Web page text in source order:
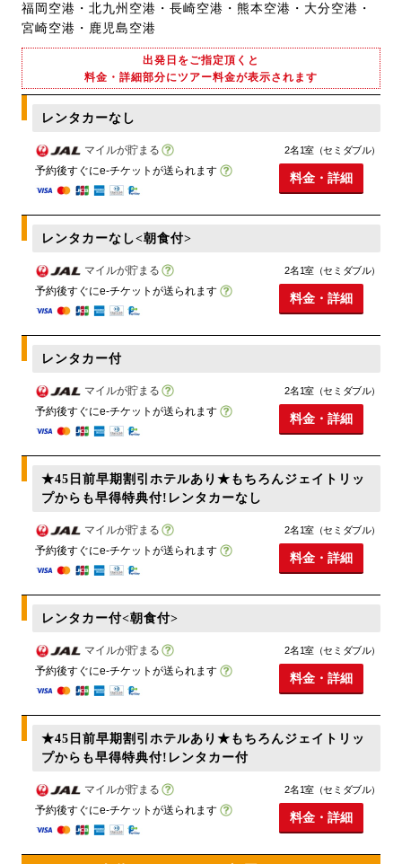
福岡空港・北九州空港・長崎空港・熊本空港・大分空港・
宮崎空港・鹿児島空港
出発日をご指定頂くと
料金・詳細部分にツアー料金が表示されます
レンタカーなし
マイルが貯まる
予約後すぐにe-チケットが送られます
2名1室（セミダブル）
料金・詳細
レンタカーなし<朝食付>
マイルが貯まる
予約後すぐにe-チケットが送られます
2名1室（セミダブル）
料金・詳細
レンタカー付
マイルが貯まる
予約後すぐにe-チケットが送られます
2名1室（セミダブル）
料金・詳細
★45日前早期割引ホテルあり★もちろんジェイトリッ
プからも早得特典付!レンタカーなし
マイルが貯まる
予約後すぐにe-チケットが送られます
2名1室（セミダブル）
料金・詳細
レンタカー付<朝食付>
マイルが貯まる
予約後すぐにe-チケットが送られます
2名1室（セミダブル）
料金・詳細
★45日前早期割引ホテルあり★もちろんジェイトリッ
プからも早得特典付!レンタカー付
マイルが貯まる
予約後すぐにe-チケットが送られます
2名1室（セミダブル）
料金・詳細